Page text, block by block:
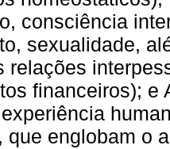
consciência
sexualidade,
relações
financeiros); e
que englobam o